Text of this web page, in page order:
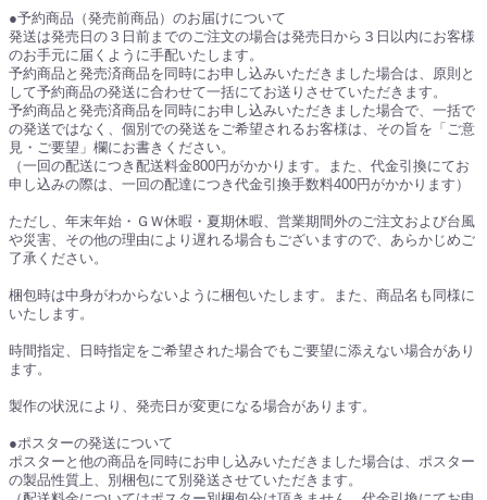
●予約商品（発売前商品）のお届けについて
発送は発売日の３日前までのご注文の場合は発売日から３日以内にお客様
のお手元に届くように手配いたします。
予約商品と発売済商品を同時にお申し込みいただきました場合は、原則と
して予約商品の発送に合わせて一括にてお送りさせていただきます。
予約商品と発売済商品を同時にお申し込みいただきました場合で、一括で
の発送ではなく、個別での発送をご希望されるお客様は、その旨を「ご意
見・ご要望」欄にお書きください。
（一回の配送につき配送料金800円がかかります。また、代金引換にてお
申し込みの際は、一回の配達につき代金引換手数料400円がかかります）
ただし、年末年始・ＧＷ休暇・夏期休暇、営業期間外のご注文および台風
や災害、その他の理由により遅れる場合もございますので、あらかじめご
了承ください。
梱包時は中身がわからないように梱包いたします。また、商品名も同様に
いたします。
時間指定、日時指定をご希望された場合でもご要望に添えない場合があり
ます。
製作の状況により、発売日が変更になる場合があります。
●ポスターの発送について
ポスターと他の商品を同時にお申し込みいただきました場合は、ポスター
の製品性質上、別梱包にて別発送させていただきます。